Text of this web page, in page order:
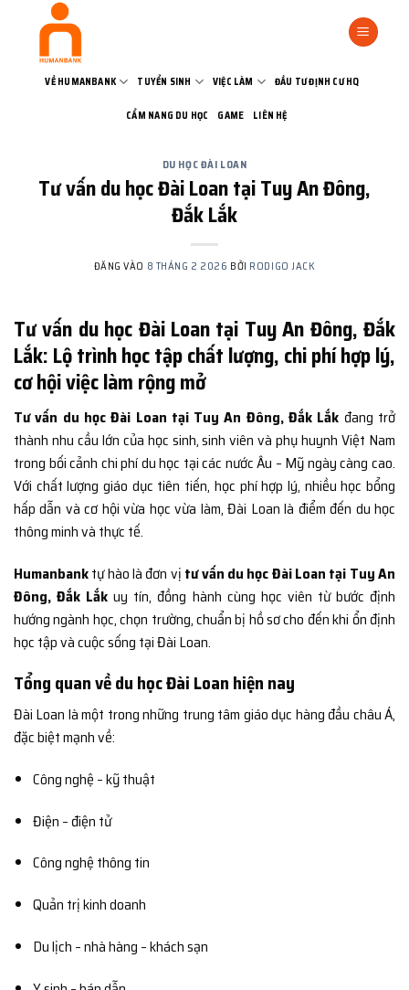
VỀ HUMANBANK TUYỂN SINH VIỆC LÀM ĐẦU TƯ ĐỊNH CƯ HQ
CẨM NANG DU HỌC GAME LIÊN HỆ
DU HỌC ĐÀI LOAN
Tư vấn du học Đài Loan tại Tuy An Đông,
Đắk Lắk
ĐĂNG VÀO 8 THÁNG 2 2026 BỞI RODIGO JACK
Tư vấn du học Đài Loan tại Tuy An Đông, Đắk
Lắk: Lộ trình học tập chất lượng, chi phí hợp lý,
cơ hội việc làm rộng mở
Tư vấn du học Đài Loan tại Tuy An Đông, Đắk Lắk đang trở
thành nhu cầu lớn của học sinh, sinh viên và phụ huynh Việt Nam
trong bối cảnh chi phí du học tại các nước Âu – Mỹ ngày càng cao.
Với chất lượng giáo dục tiên tiến, học phí hợp lý, nhiều học bổng
hấp dẫn và cơ hội vừa học vừa làm, Đài Loan là điểm đến du học
thông minh và thực tế.
Humanbanktự hào là đơn vị tư vấn du học Đài Loan tại Tuy An
Đông, Đắk Lắk uy tín, đồng hành cùng học viên từ bước định
hướng ngành học, chọn trường, chuẩn bị hồ sơ cho đến khi ổn định
học tập và cuộc sống tại Đài Loan.
Tổng quan về du học Đài Loan hiện nay
Đài Loan là một trong những trung tâm giáo dục hàng đầu châu Á,
đặc biệt mạnh về:
Công nghệ – kỹ thuật
Điện – điện tử
Công nghệ thông tin
Quản trị kinh doanh
Du lịch – nhà hàng – khách sạn